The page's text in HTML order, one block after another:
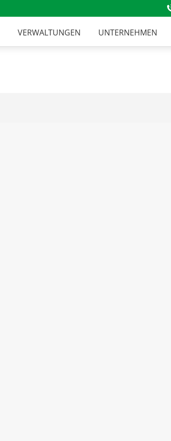
VERWALTUNGEN UNTERNEHMEN